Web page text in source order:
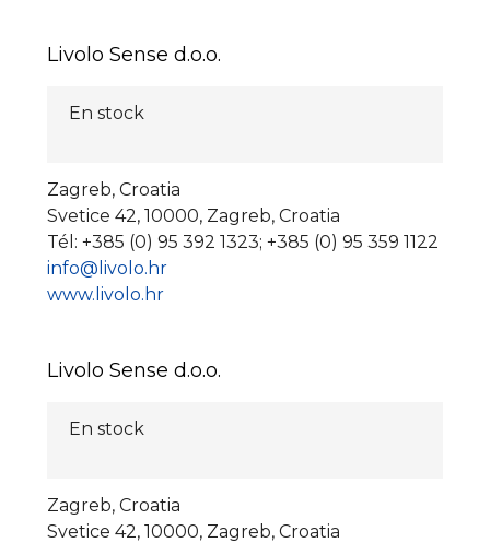
Livolo Sense d.o.o.
En stock
Zagreb, Croatia
Svetice 42, 10000, Zagreb, Croatia
Tél: +385 (0) 95 392 1323; +385 (0) 95 359 1122
info@livolo.hr
www.livolo.hr
Livolo Sense d.o.o.
En stock
Zagreb, Croatia
Svetice 42, 10000, Zagreb, Croatia